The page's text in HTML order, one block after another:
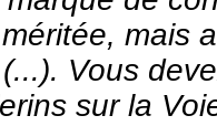
mais
Vous
sur la